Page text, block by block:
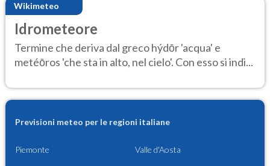
Wikimeteo
Idrometeore
Termine che deriva dal greco hýdōr 'acqua' e
metéōros 'che sta in alto, nel cielo'. Con esso si indi...
Previsioni meteo per le regioni italiane
Piemonte Valle d'Aosta